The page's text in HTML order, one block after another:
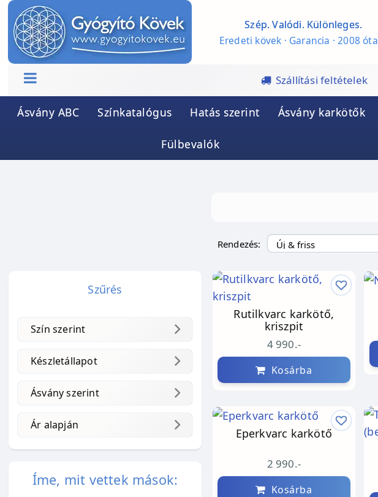
Szép. Valódi. Különleges.
Eredeti kövek · Garancia · 2008 óta
Szállítási feltételek
Ásvány ABC Színkatalógus Hatás szerint Ásvány karkötők
Fülbevalók
Szűrés
Szín szerint
Készletállapot
Ásvány szerint
Ár alapján
Íme, mit vettek mások:
Rendezés:
Rutilkvarc karkötő,
kriszpit
4 990.-
Kosárba
Eperkvarc karkötő
2 990.-
Kosárba